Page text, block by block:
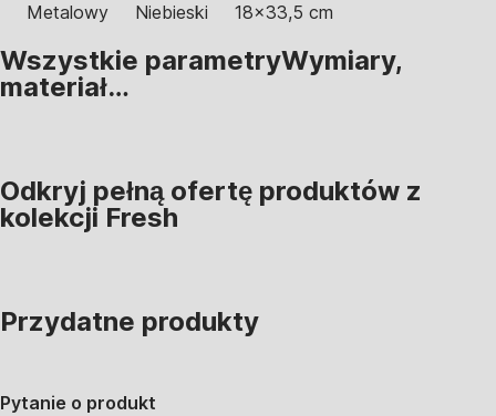
Metalowy
Niebieski 18x33,5 cm
Wszystkie parametryWymiary,
materiał…
Odkryj pełną ofertę produktów z
kolekcji Fresh
Przydatne produkty
Pytanie o produkt